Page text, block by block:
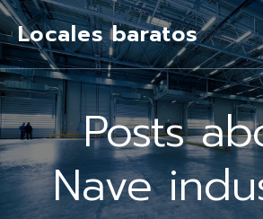
Locales baratos
Posts
Nave